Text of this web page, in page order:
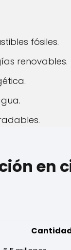
fósiles.
renovables.
en